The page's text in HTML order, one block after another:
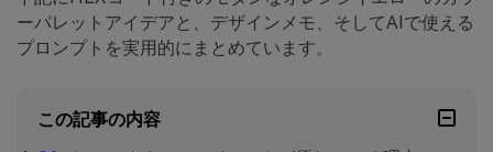
ーパレットアイデアと、デザインメモ、そしてAIで使える
プロンプトを実用的にまとめています。
この記事の内容